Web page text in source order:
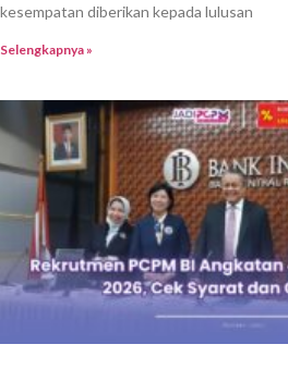
kesempatan diberikan kepada lulusan
Selengkapnya »